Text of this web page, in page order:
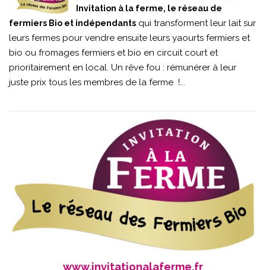
Invitation à la ferme, le réseau de
fermiers Bio et indépendants qui transforment leur lait sur
leurs fermes pour vendre ensuite leurs yaourts fermiers et
bio ou fromages fermiers et bio en circuit court et
prioritairement en local. Un rêve fou : rémunérer à leur
juste prix tous les membres de la ferme !...
www.invitationalaferme.fr